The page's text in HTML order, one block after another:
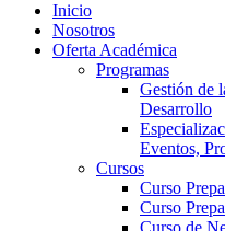
Inicio
Nosotros
Oferta Académica
Programas
Gestión de
Desarrollo
Eventos,
Cursos
Curso
Curso
Curso de